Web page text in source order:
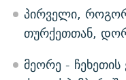
პირველი,
თურქეთთან,
მეორე -